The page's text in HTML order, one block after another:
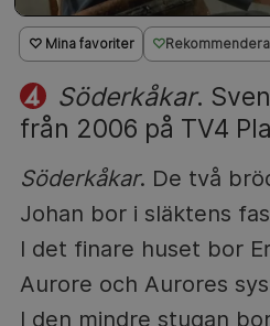
♡ Mina favoriter Rekommendera
Söderkåkar.
från 2006 på TV4
Söderkåkar. De två
Johan bor i släktens
I det finare huset bor
Aurore och Aurores
I den mindre stugan